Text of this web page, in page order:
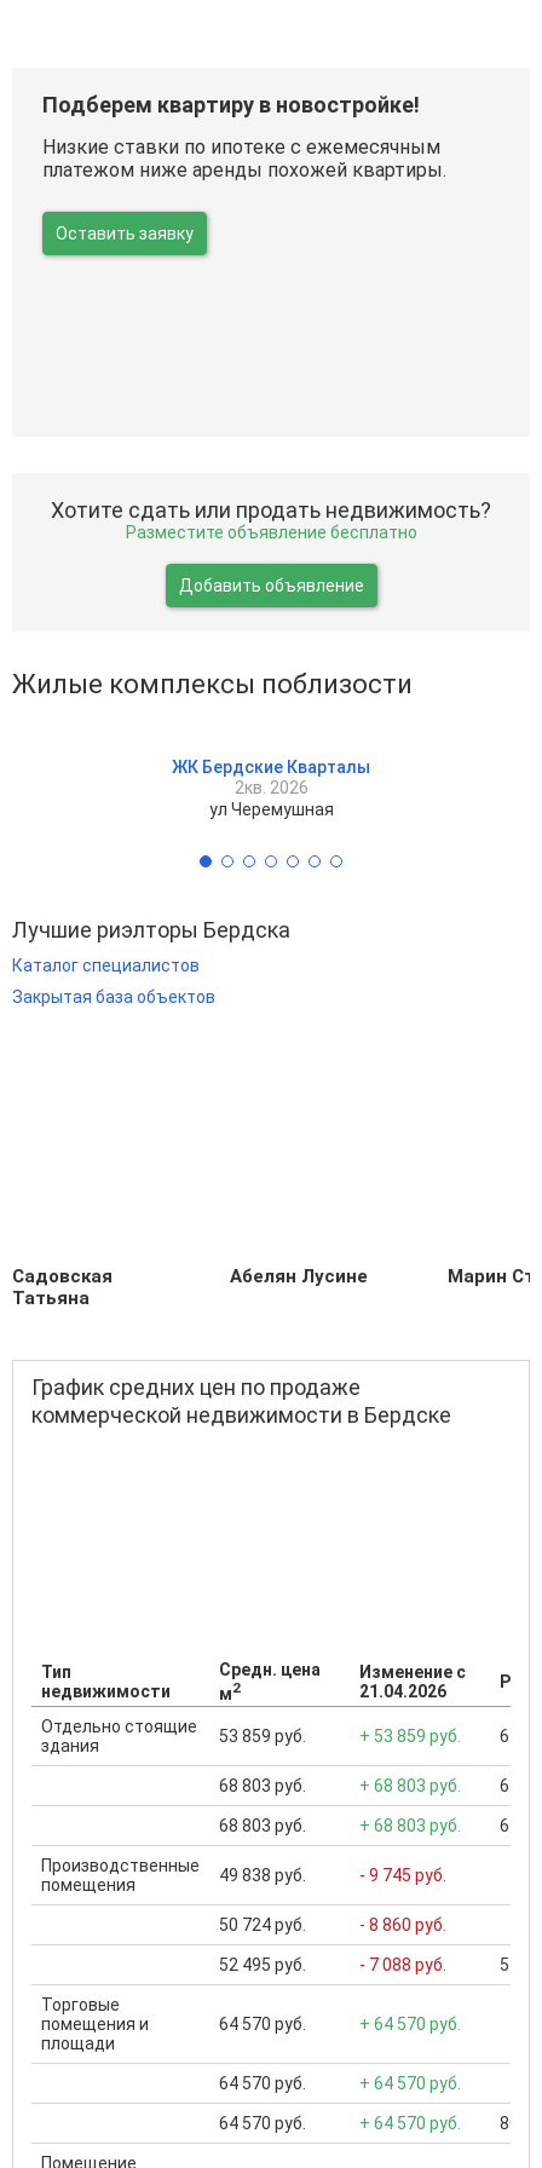
Подберем квартиру в новостройке!
Низкие ставки по ипотеке с ежемесячным
платежом ниже аренды похожей квартиры.
Оставить заявку
Хотите сдать или продать недвижимость?
Разместите объявление бесплатно
Добавить объявление
Жилые комплексы поблизости
ЖК Бердские Кварталы
2кв. 2026
ул Черемушная
Лучшие риэлторы Бердска
Каталог специалистов
Закрытая база объектов
Садовская
Татьяна
Абелян Лусине Марин
График средних цен по продаже
коммерческой недвижимости в Бердске
Тип
недвижимости
Средн. цена
м2
Изменение с
21.04.2026
Отдельно стоящие
здания
53 859 руб. + 53 859 руб. 6
68 803 руб. + 68 803 руб. 6
68 803 руб. + 68 803 руб. 6
Производственные
помещения
49 838 руб. - 9 745 руб.
50 724 руб. - 8 860 руб.
52 495 руб. - 7 088 руб. 5
Торговые
помещения и
площади
64 570 руб. + 64 570 руб.
64 570 руб. + 64 570 руб.
64 570 руб. + 64 570 руб. 800
Помещение